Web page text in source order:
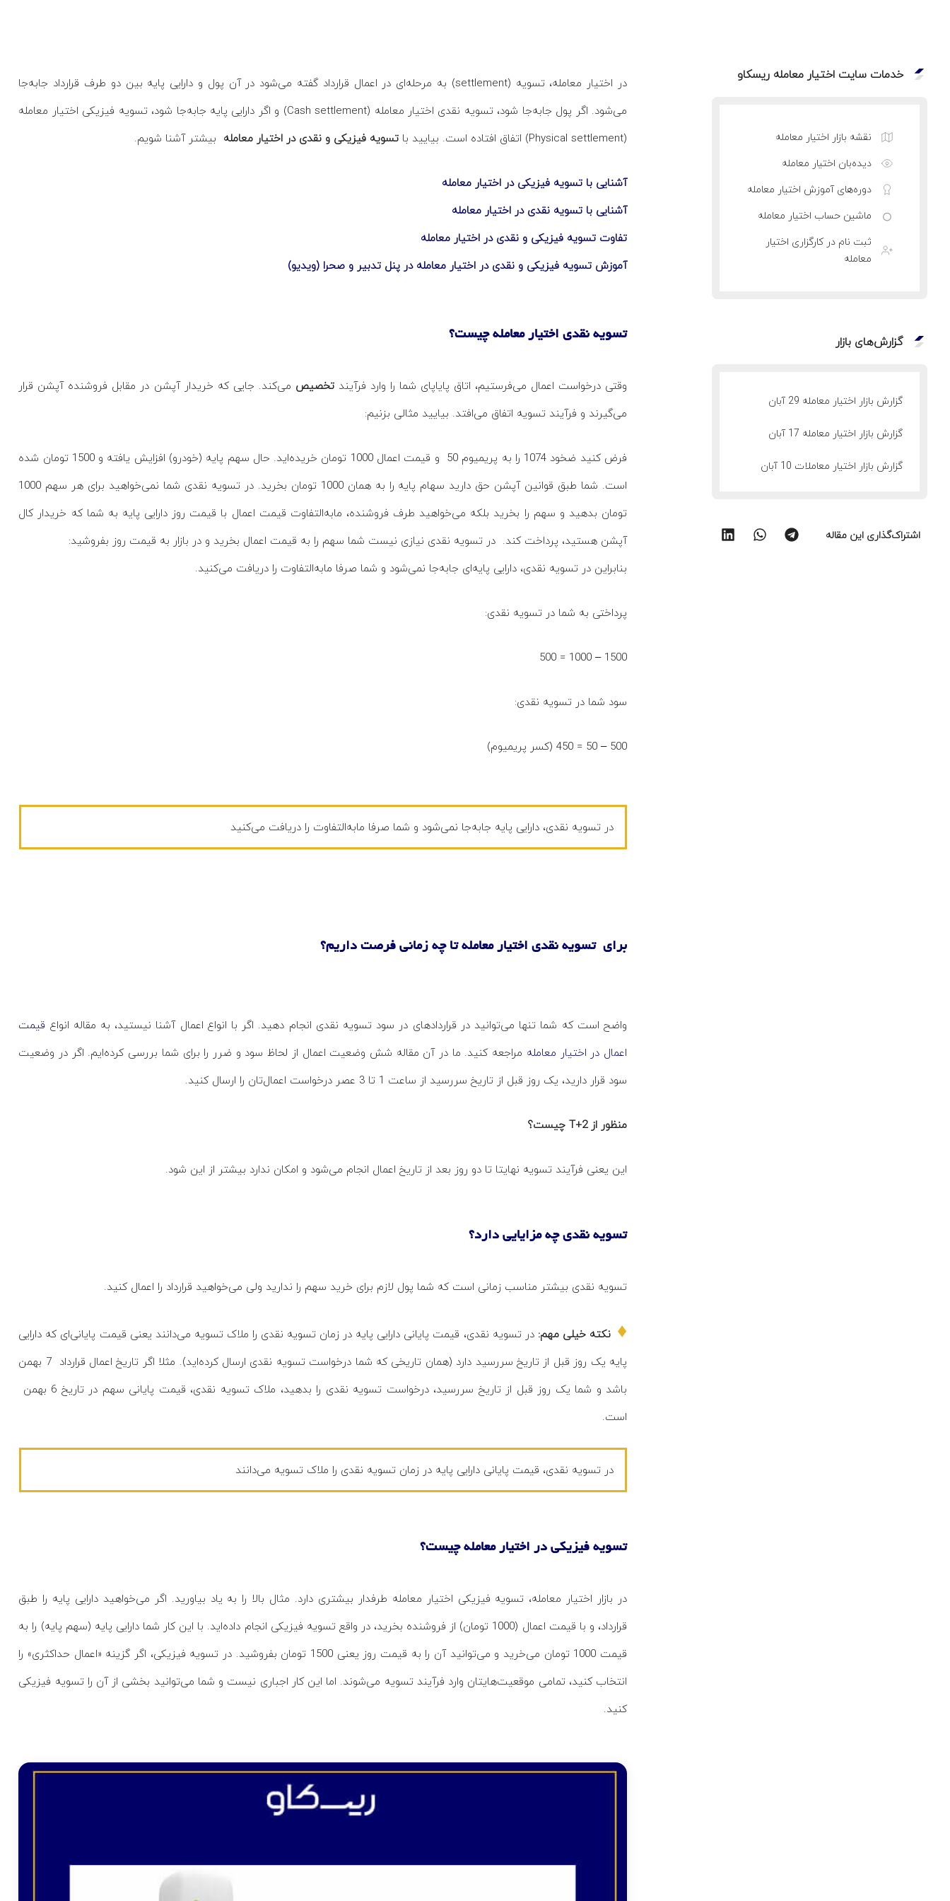
خدمات سایت اختیار معامله ریسکاو
نقشه بازار اختیار معامله
دیده‌بان اختیار معامله
دوره‌های آموزش اختیار معامله
ماشین حساب اختیار معامله
ثبت نام در کارگزاری اختیار
معامله
گزارش‌های بازار
گزارش بازار اختیار معامله 29 آبان
گزارش بازار اختیار معامله 17 آبان
گزارش بازار اختیار معاملات 10 آبان
اشتراک‌گذاری این مقاله
در اختیار معامله، تسویه (settlement) به مرحله‌ای در اعمال قرارداد گفته می‌شود در آن پول و دارایی پایه بین دو طرف قرارداد جابه‌جا
می‌شود. اگر پول جابه‌جا شود، تسویه نقدی اختیار معامله (Cash settlement) و اگر دارایی پایه جابه‌جا شود، تسویه فیزیکی اختیار معامله
(Physical settlement) اتفاق افتاده است. بیایید با
تسویه فیزیکی و نقدی در اختیار معامله بیشتر آشنا شویم.
آشنایی با تسویه فیزیکی در اختیار معامله
آشنایی با تسویه نقدی در اختیار معامله
تفاوت تسویه فیزیکی و نقدی در اختیار معامله
آموزش تسویه فیزیکی و نقدی در اختیار معامله در پنل تدبیر و صحرا (ویدیو)
تسویه نقدی اختیار معامله چیست؟
وقتی درخواست اعمال می‌فرستیم، اتاق پایاپای شما را وارد فرآیندتخصیص می‌کند. جایی که خریدار آپشن در مقابل فروشنده آپشن قرار
می‌گیرند و فرآیند تسویه اتفاق می‌افتد. بیایید مثالی بزنیم:
فرض کنید ضخود 1074 را به پریمیوم 50 و قیمت اعمال 1000 تومان خریده‌اید. حال سهم پایه (خودرو) افزایش یافته و 1500 تومان شده
است. شما طبق قوانین آپشن حق دارید سهام پایه را به همان 1000 تومان بخرید. در تسویه نقدی شما نمی‌خواهید برای هر سهم 1000
تومان بدهید و سهم را بخرید بلکه می‌خواهید طرف فروشنده، مابه‌‌التفاوت قیمت اعمال با قیمت روز دارایی پایه به شما که خریدار کال
آپشن هستید، پرداخت کند. در تسویه نقدی نیازی نیست شما سهم را به قیمت اعمال بخرید و در بازار به قیمت روز بفروشید:
بنابراین در تسویه نقدی، دارایی پایه‌ای جابه‌جا نمی‌شود و شما صرفا مابه‌التفاوت را دریافت می‌کنید.
پرداختی به شما در تسویه نقدی:
1500 – 1000 = 500
سود شما در تسویه نقدی:
500 – 50 = 450 (کسر پریمیوم)
در تسویه نقدی، دارایی پایه‌ جابه‌جا نمی‌شود و شما صرفا مابه‌التفاوت را دریافت می‌کنید
برای تسویه نقدی اختیار معامله تا چه زمانی فرصت داریم؟
واضح است که شما تنها می‌توانید در قراردادهای در سود تسویه نقدی انجام دهید. اگر با انواع اعمال آشنا نیستید، به مقاله انواع قیمت
اعمال در اختیار معامله مراجعه کنید. ما در آن مقاله شش وضعیت اعمال از لحاظ سود و ضرر را برای شما بررسی کرده‌ایم. اگر در وضعیت
سود قرار دارید، یک روز قبل از تاریخ سررسید از ساعت 1 تا 3 عصر درخواست اعمال‌تان را ارسال کنید.
منظور از T+2 چیست؟
این یعنی فرآیند تسویه نهایتا تا دو روز بعد از تاریخ اعمال انجام می‌شود و امکان ندارد بیشتر از این شود.
تسویه نقدی چه مزایایی دارد؟
تسویه نقدی بیشتر مناسب زمانی است که شما پول لازم برای خرید سهم را ندارید ولی می‌خواهید قرارداد را اعمال کنید.
♦نکته خیلی مهم: در تسویه نقدی، قیمت پایانی دارایی پایه در زمان تسویه نقدی را ملاک تسویه می‌دانند یعنی قیمت پایانی‌ای که دارایی
پایه یک روز قبل از تاریخ سررسید دارد (همان تاریخی که شما درخواست تسویه نقدی ارسال کرده‌اید). مثلا اگر تاریخ اعمال قرارداد 7 بهمن
باشد و شما یک روز قبل از تاریخ سررسید، درخواست تسویه نقدی را بدهید، ملاک تسویه نقدی، قیمت پایانی سهم در تاریخ 6 بهمن
است.
در تسویه نقدی، قیمت پایانی دارایی پایه در زمان تسویه نقدی را ملاک تسویه می‌دانند
تسویه فیزیکی در اختیار معامله چیست؟
در بازار اختیار معامله، تسویه فیزیکی اختیار معامله طرفدار بیشتری دارد. مثال بالا را به یاد بیاورید. اگر می‌خواهید دارایی پایه را طبق
قرارداد، و با قیمت اعمال (1000 تومان) از فروشنده بخرید، در واقع تسویه فیزیکی انجام داده‌اید. با این کار شما دارایی پایه (سهم پایه) را به
قیمت 1000 تومان می‌خرید و می‌توانید آن را به قیمت روز یعنی 1500 تومان بفروشید. در تسویه فیزیکی، اگر گزینه «اعمال حداکثری» را
انتخاب کنید، تمامی موقعیت‌هایتان وارد فرآیند تسویه می‌شوند. اما این کار اجباری نیست و شما می‌توانید بخشی از آن را تسویه فیزیکی
کنید.